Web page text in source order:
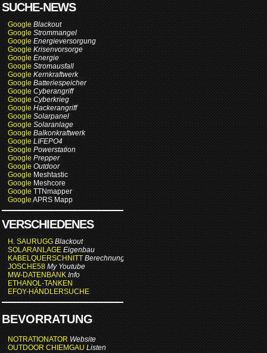
SUCHE-NEWS
Google Blackout
Google Strommangel
Google Energieversorgung
Google Krisenvorsorge
Google Energie
Google Stromausfall
Google Kernkraftwerk
Google Batteriespeicher
Google Cyberangriff
Google Cyberkrieg
Google Hackerangriff
Google Solarpanel
Google Solaranlage
Google Balkonkraftwerk
Google LIFEPO4
Google Powerstation
Google Prepper
Google Outdoor
Google Meshtastic
Google Meshcore
Google TTNmapper
Google APRS Mapp
VERSCHIEDENES
H. SAURUGG Blackout
SOLARANLAGE Eigenbau
KABELQUERSCHNITT Berechnung
JOSCHE58 My Youtube
MW-DATENBANK Info
ETHANOL-TANKEN
EFOY-HÄNDLERSUCHE
BEVORRATUNG
NOTRATIONATOR Website
OUTDOOR CHIEMGAU Listen